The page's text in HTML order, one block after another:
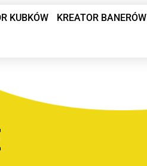
KUBKÓW KREATOR BANERÓW